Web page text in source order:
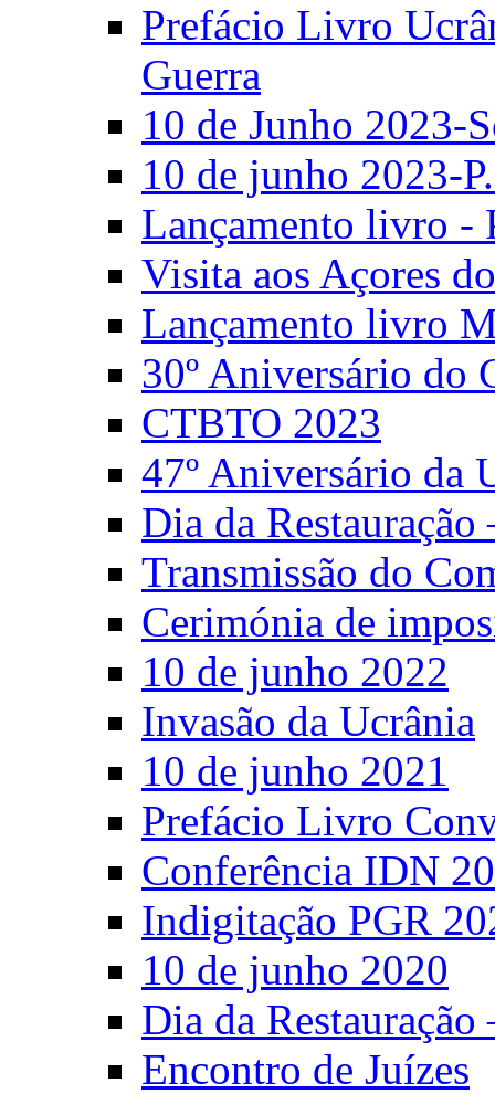
Prefácio Livro
Guerra
10 de Junho 2023-
10 de junho 2023-
Lançamento livro -
Visita aos Açores
Lançamento livro
30º Aniversário do
CTBTO 2023
47º Aniversário da
Dia da
Transmissão do
Cerimónia de
10 de junho 2022
Invasão da Ucrânia
10 de junho 2021
Prefácio Livro
Conferência IDN
Indigitação PGR
10 de junho 2020
Dia da
Encontro de Juízes